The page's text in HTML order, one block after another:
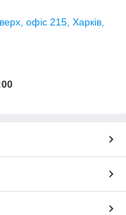
офіс 215, Харків,